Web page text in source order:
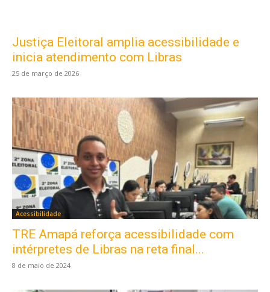
Justiça Eleitoral amplia acessibilidade e
inicia atendimento com Libras
25 de março de 2026
Acessibilidade
TRE Amapá reforça acessibilidade com
intérpretes de Libras na reta final...
8 de maio de 2024